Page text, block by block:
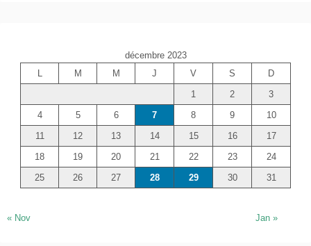
décembre 2023
L
M M J V S
D
1
2
3
4
5 6 7 8 9
10
11
12 13 14 15 16
17
18
19 20 21 22 23
24
25
26 27 28 29 30 31
« Nov Jan »